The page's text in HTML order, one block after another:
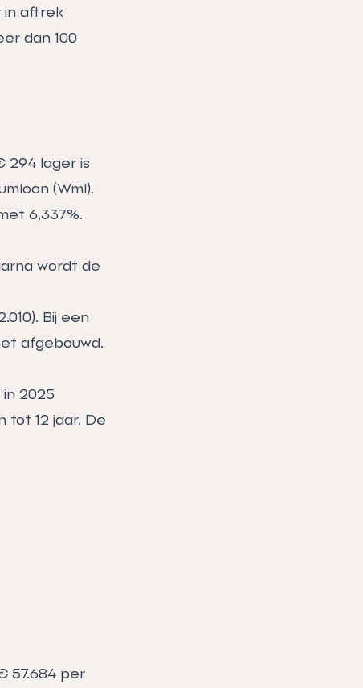
in aftrek
dan 100
294 lager is
(Wml).
6,337%.
wordt de
Bij een
afgebouwd.
2025
tot 12 jaar. De
57.684 per